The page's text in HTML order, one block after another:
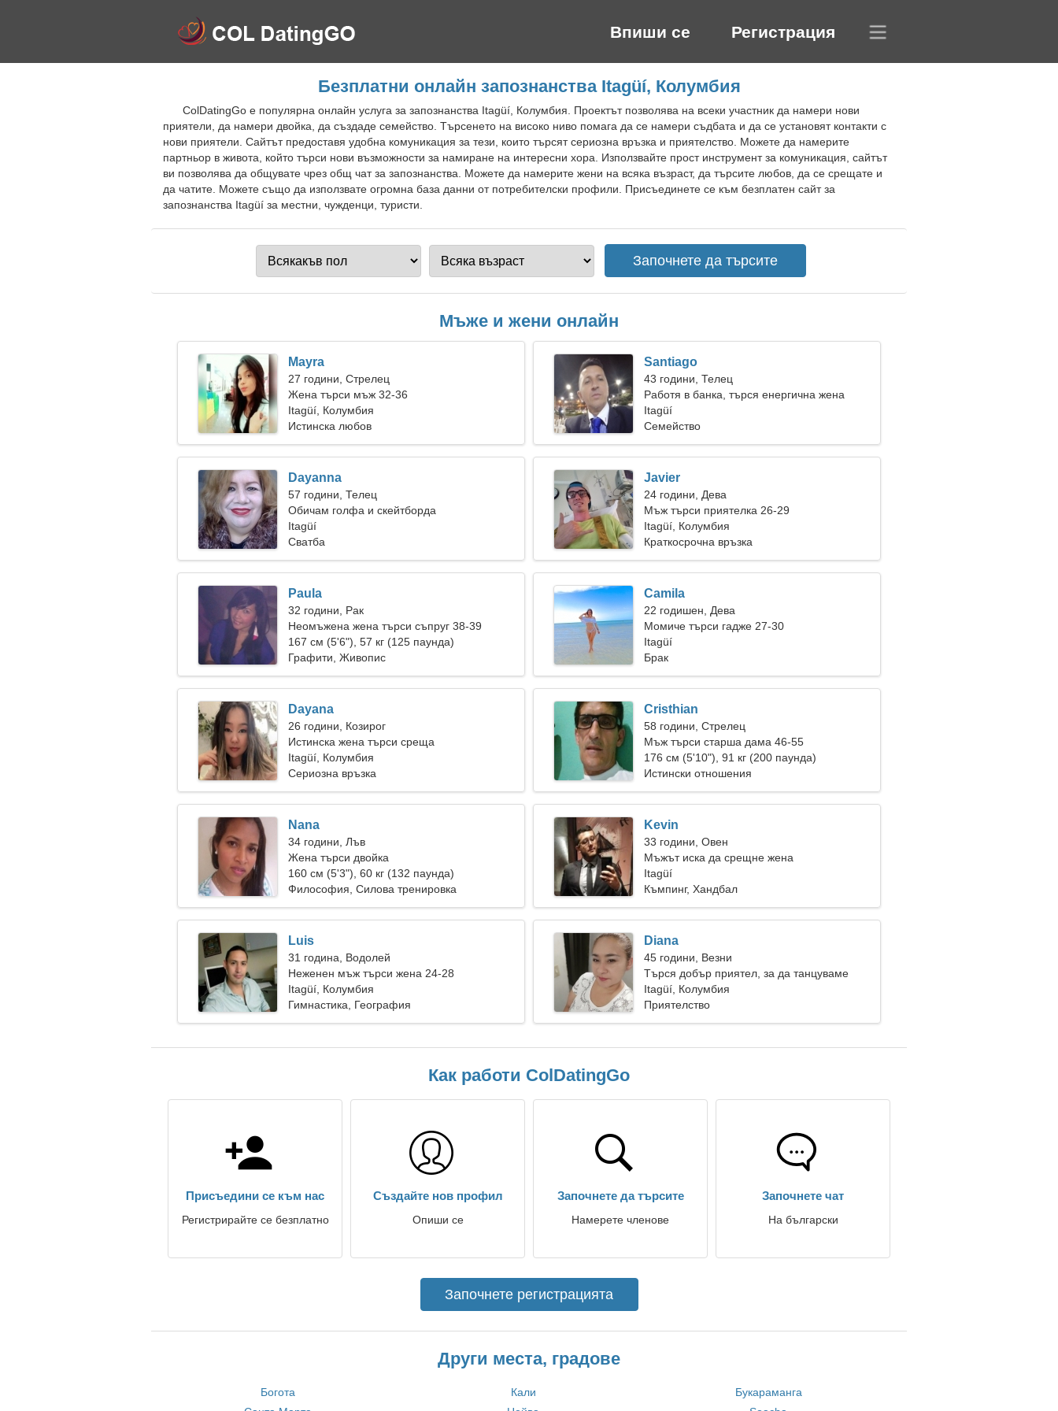
Впиши се Регистрация
Безплатни онлайн запознанства Itagüí, Колумбия
ColDatingGo е популярна онлайн услуга за запознанства Itagüí, Колумбия. Проектът позволява на всеки участник да намери нови
приятели, да намери двойка, да създаде семейство. Търсенето на високо ниво помага да се намери съдбата и да се установят контакти с
нови приятели. Сайтът предоставя удобна комуникация за тези, които търсят сериозна връзка и приятелство. Можете да намерите
партньор в живота, който търси нови възможности за намиране на интересни хора. Използвайте прост инструмент за комуникация, сайтът
ви позволява да общувате чрез общ чат за запознанства. Можете да намерите жени на всяка възраст, да търсите любов, да се срещате и
да чатите. Можете също да използвате огромна база данни от потребителски профили. Присъединете се към безплатен сайт за
запознанства Itagüí за местни, чужденци, туристи.
Мъже и жени онлайн
Mayra
27 години, Стрелец
Жена търси мъж 32-36
Itagüí, Колумбия
Истинска любов
Santiago
43 години, Телец
Работя в банка, търся енергична жена
Itagüí
Семейство
Dayanna
57 години, Телец
Обичам голфа и скейтборда
Itagüí
Сватба
Javier
24 години, Дева
Мъж търси приятелка 26-29
Itagüí, Колумбия
Краткосрочна връзка
Paula
32 години, Рак
Неомъжена жена търси съпруг 38-39
167 см (5'6"), 57 кг (125 паунда)
Графити, Живопис
Camila
22 годишен, Дева
Момиче търси гадже 27-30
Itagüí
Брак
Dayana
26 години, Козирог
Истинска жена търси среща
Itagüí, Колумбия
Сериозна връзка
Cristhian
58 години, Стрелец
Мъж търси старша дама 46-55
176 см (5'10"), 91 кг (200 паунда)
Истински отношения
Nana
34 години, Лъв
Жена търси двойка
160 см (5'3"), 60 кг (132 паунда)
Философия, Силова тренировка
Kevin
33 години, Овен
Мъжът иска да срещне жена
Itagüí
Къмпинг, Хандбал
Luis
31 година, Водолей
Неженен мъж търси жена 24-28
Itagüí, Колумбия
Гимнастика, География
Diana
45 години, Везни
Търся добър приятел, за да танцуваме
заедно
Itagüí, Колумбия
Приятелство
Как работи ColDatingGo
Присъедини се към нас
Регистрирайте се безплатно
Създайте нов профил
Опиши се
Започнете да търсите
Намерете членове
Започнете чат
На български
Започнете регистрацията
Други места, градове
Богота Кали
Букараманга